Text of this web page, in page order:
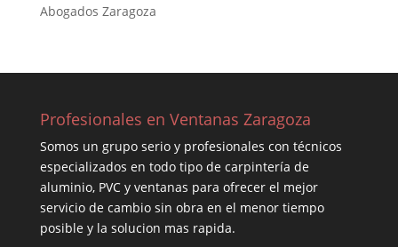
Abogados Zaragoza
Profesionales en Ventanas Zaragoza
Somos un grupo serio y profesionales con técnicos
especializados en todo tipo de carpintería de
aluminio, PVC y ventanas para ofrecer el mejor
servicio de cambio sin obra en el menor tiempo
posible y la solucion mas rapida.